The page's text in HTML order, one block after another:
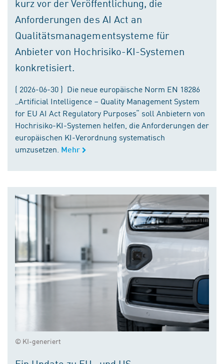
Anforderungen des AI Act an
Qualitätsmanagementsysteme für
Anbieter von Hochrisiko-KI-Systemen
konkretisiert.
( 2026-06-30 ) Die neue europäische Norm EN 18286
„Artificial Intelligence – Quality Management System
for EU AI Act Regulatory Purposes“ soll Anbietern von
Hochrisiko-KI-Systemen helfen, die Anforderungen der
europäischen KI-Verordnung systematisch
umzusetzen. Mehr
© KI-generiert